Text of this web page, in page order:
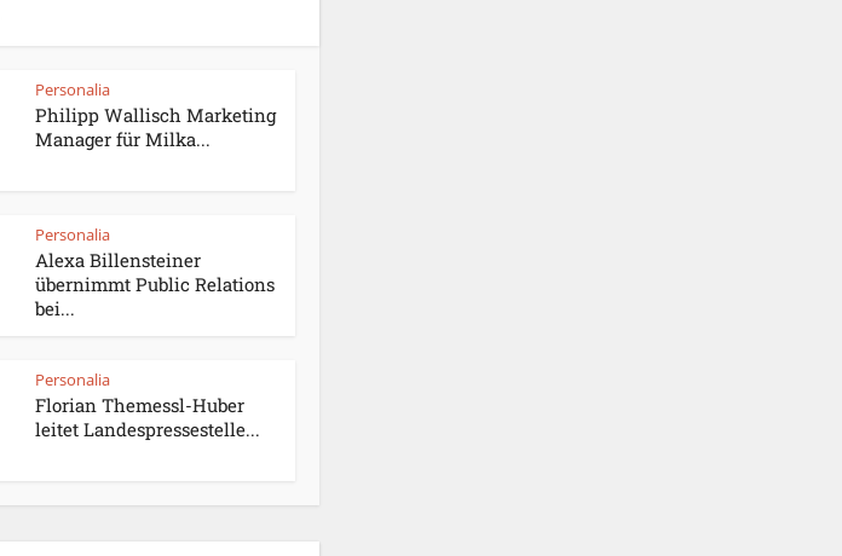
Personalia
Philipp Wallisch Marketing
Manager für Milka...
Personalia
Alexa Billensteiner
übernimmt Public Relations
bei...
Personalia
Florian Themessl-Huber
leitet Landespressestelle...